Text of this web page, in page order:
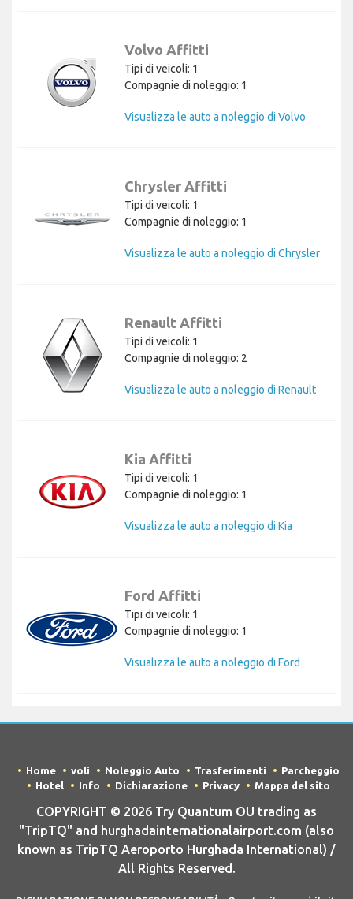
Volvo Affitti
Tipi di veicoli: 1
Compagnie di noleggio: 1
Visualizza le auto a noleggio di Volvo
Chrysler Affitti
Tipi di veicoli: 1
Compagnie di noleggio: 1
Visualizza le auto a noleggio di Chrysler
Renault Affitti
Tipi di veicoli: 1
Compagnie di noleggio: 2
Visualizza le auto a noleggio di Renault
Kia Affitti
Tipi di veicoli: 1
Compagnie di noleggio: 1
Visualizza le auto a noleggio di Kia
Ford Affitti
Tipi di veicoli: 1
Compagnie di noleggio: 1
Visualizza le auto a noleggio di Ford
Home voli Noleggio Auto Trasferimenti
Parcheggio
Hotel
Info Dichiarazione Privacy Mappa del sito
COPYRIGHT © 2026 Try Quantum OU trading as
"TripTQ" and hurghadainternationalairport.com (also
known as TripTQ Aeroporto Hurghada International) /
All Rights Reserved.